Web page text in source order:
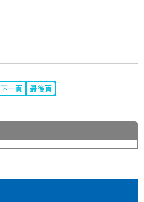
下一頁 最後頁